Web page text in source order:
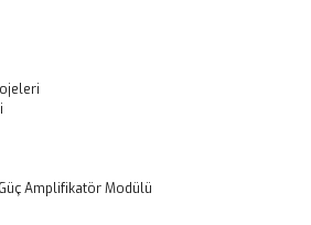
Amplifikatör Modülü